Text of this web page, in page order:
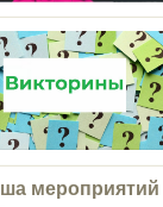
мероприятий